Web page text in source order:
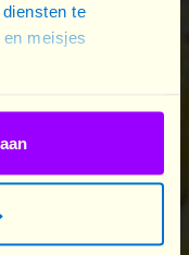
te
meisjes
fille soit